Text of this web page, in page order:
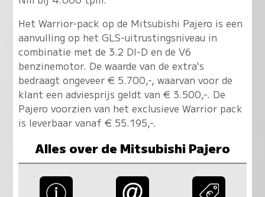
Het Warrior-pack op de Mitsubishi Pajero is een
aanvulling op het GLS-uitrustingsniveau in
combinatie met de 3.2 DI-D en de V6
benzinemotor. De waarde van de extra's
bedraagt ongeveer € 5.700,-, waarvan voor de
klant een adviesprijs geldt van € 3.500,-. De
Pajero voorzien van het exclusieve Warrior pack
is leverbaar vanaf € 55.195,-.
Alles over de Mitsubishi Pajero